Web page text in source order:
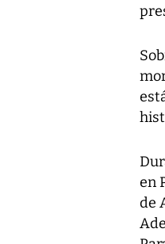
en
de